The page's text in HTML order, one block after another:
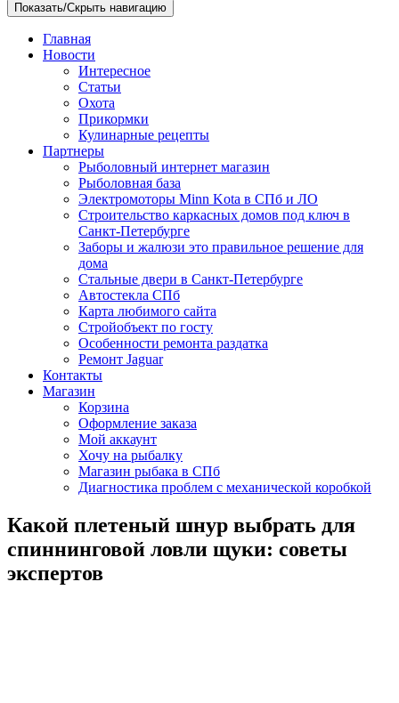
Показать/Скрыть навигацию
Главная
Новости
Интересное
Статьи
Охота
Прикормки
Кулинарные рецепты
Партнеры
Рыболовный интернет магазин
Рыболовная база
Электромоторы Minn Kota в СПб и ЛО
Строительство каркасных домов под ключ в
Санкт-Петербурге
Заборы и жалюзи это правильное решение для
дома
Стальные двери в Санкт-Петербурге
Автостекла СПб
Карта любимого сайта
Стройобъект по госту
Особенности ремонта раздатка
Ремонт Jaguar
Контакты
Магазин
Корзина
Оформление заказа
Мой аккаунт
Хочу на рыбалку
Магазин рыбака в СПб
Диагностика проблем с механической коробкой
Какой плетеный шнур выбрать для
спиннинговой ловли щуки: советы
экспертов